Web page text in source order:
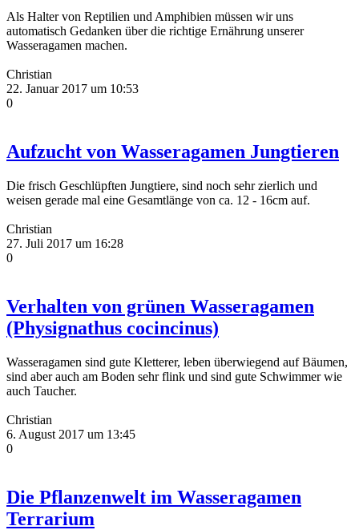
Als Halter von Reptilien und Amphibien müssen wir uns
automatisch Gedanken über die richtige Ernährung unserer
Wasseragamen machen.
Christian
22. Januar 2017 um 10:53
0
Aufzucht von Wasseragamen Jungtieren
Die frisch Geschlüpften Jungtiere, sind noch sehr zierlich und
weisen gerade mal eine Gesamtlänge von ca. 12 - 16cm auf.
Christian
27. Juli 2017 um 16:28
0
Verhalten von grünen Wasseragamen
(Physignathus cocincinus)
Wasseragamen sind gute Kletterer, leben überwiegend auf Bäumen,
sind aber auch am Boden sehr flink und sind gute Schwimmer wie
auch Taucher.
Christian
6. August 2017 um 13:45
0
Die Pflanzenwelt im Wasseragamen
Terrarium